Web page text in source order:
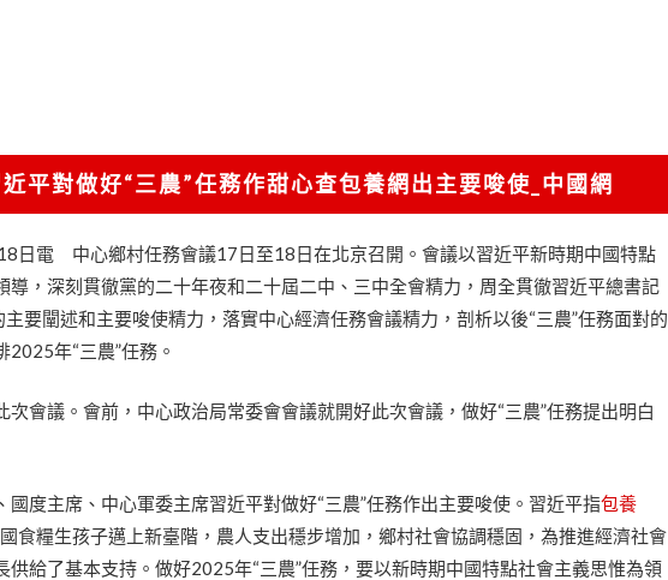
平對做好“三農”任務作甜心查包養網出主要唆使_中國網
日電 中心鄉村任務會議17日至18日在北京召開。會議以習近平新時期中國特點
導，深刻貫徹黨的二十年夜和二十屆二中、三中全會精力，周全貫徹習近平總書記
主要闡述和主要唆使精力，落實中心經濟任務會議精力，剖析以後“三農”任務面對的
年“三農”任務。
次會議。會前，中心政治局常委會會議就開好此次會議，做好“三農”任務提出明白
國度主席、中心軍委主席習近平對做好“三農”任務作出主要唆使。習近平指包養
食糧生孩子邁上新臺階，農人支出穩步增加，鄉村社會協調穩固，為推進經濟社會
供給了基本支持。做好2025年“三農”任務，要以新時期中國特點社會主義思惟為領